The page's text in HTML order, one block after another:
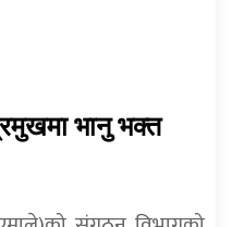
भानु भक्त